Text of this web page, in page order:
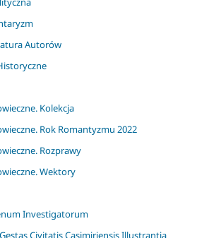
Autorów
Kolekcja
Rok Romantyzmu 2022
Rozprawy
Wektory
Investigatorum
Civitatis Casimiriensis Illustrantia